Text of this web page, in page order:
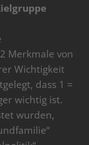
Merkmale von
Wichtigkeit
dass 1 =
wichtig ist.
wurden,